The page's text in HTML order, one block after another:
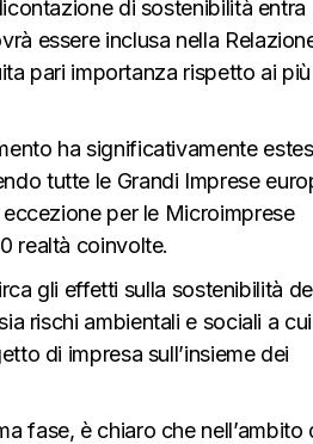
di sostenibilità entra
essere inclusa nella
pari importanza rispetto ai più
ha significativamente
tutte le Grandi Imprese
per le Microimprese
realtà coinvolte.
gli effetti sulla sostenibilità
rischi ambientali e sociali a
di impresa sull’insieme dei
fase, è chiaro che nell’ambito